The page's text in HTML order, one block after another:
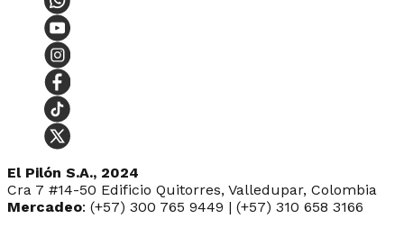
El Pilón S.A., 2024
Cra 7 #14-50 Edificio Quitorres, Valledupar, Colombia
Mercadeo: (+57) 300 765 9449 | (+57) 310 658 3166